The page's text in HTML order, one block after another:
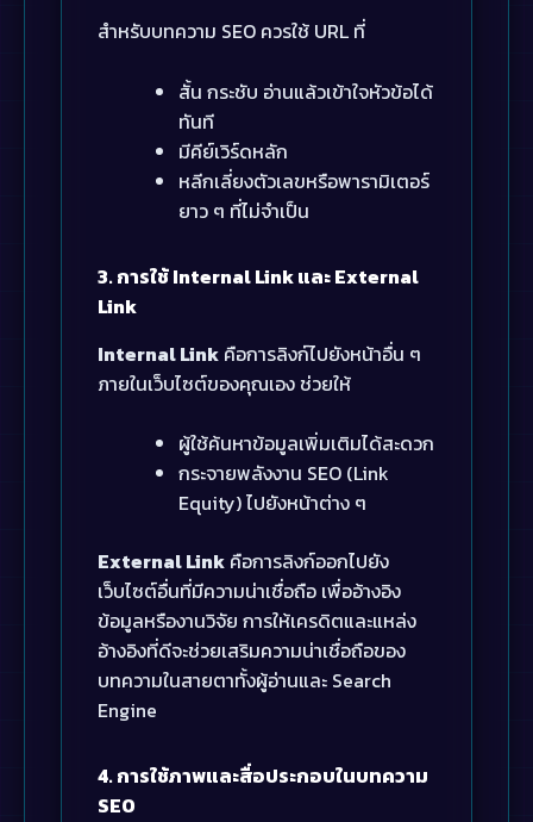
สำหรับบทความ SEO ควรใช้ URL ที่
สั้น กระชับ อ่านแล้วเข้าใจหัวข้อได้
ทันที
มีคีย์เวิร์ดหลัก
หลีกเลี่ยงตัวเลขหรือพารามิเตอร์
ยาว ๆ ที่ไม่จำเป็น
3. การใช้ Internal Link และ External
Link
Internal Link คือการลิงก์ไปยังหน้าอื่น ๆ
ภายในเว็บไซต์ของคุณเอง ช่วยให้
ผู้ใช้ค้นหาข้อมูลเพิ่มเติมได้สะดวก
กระจายพลังงาน SEO (Link
Equity) ไปยังหน้าต่าง ๆ
External Link คือการลิงก์ออกไปยัง
เว็บไซต์อื่นที่มีความน่าเชื่อถือ เพื่ออ้างอิง
ข้อมูลหรืองานวิจัย การให้เครดิตและแหล่ง
อ้างอิงที่ดีจะช่วยเสริมความน่าเชื่อถือของ
บทความในสายตาทั้งผู้อ่านและ Search
Engine
4. การใช้ภาพและสื่อประกอบในบทความ
SEO